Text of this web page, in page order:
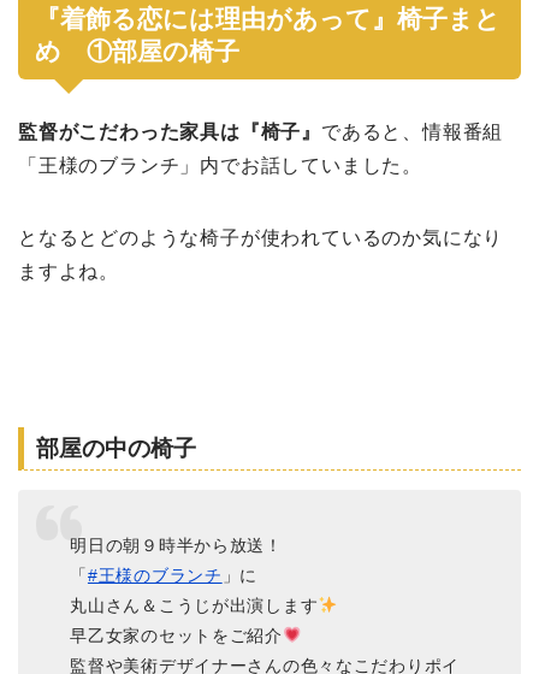
『着飾る恋には理由があって』椅子まと
め ①部屋の椅子
監督がこだわった家具は『椅子』 であると、情報番組
「王様のブランチ」内でお話していました。
となるとどのような椅子が使われているのか気になり
ますよね。
部屋の中の椅子
明日の朝９時半から放送！
「#王様のブランチ 」に
丸山さん＆こうじが出演します
早乙女家のセットをご紹介
監督や美術デザイナーさんの色々なこだわりポイ